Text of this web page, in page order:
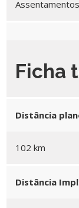
Ficha
Distância
102 km
Distância